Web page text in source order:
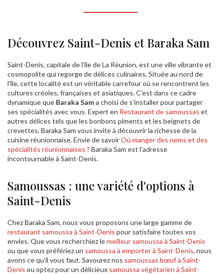
Découvrez Saint-Denis et Baraka Sam
Saint-Denis, capitale de l'île de La Réunion, est une ville vibrante et
cosmopolite qui regorge de délices culinaires. Située au nord de
l'île, cette localité est un véritable carrefour où se rencontrent les
cultures créoles, françaises et asiatiques. C'est dans ce cadre
dynamique que Baraka Sama choisi de s'installer pour partager
ses spécialités avec vous. Expert en Restaurant de samoussas et
autres délices tels que les bonbons piments et les beignets de
crevettes, Baraka Sam vous invite à découvrir la richesse de la
cuisine réunionnaise. Envie de savoirOù manger des nems et des
spécialités réunionnaises ? Baraka Sam est l'adresse
incontournable à Saint-Denis.
Samoussas : une variété d'options à
Saint-Denis
Chez Baraka Sam, nous vous proposons une large gamme de
restaurant samoussa à Saint-Denis pour satisfaire toutes vos
envies. Que vous recherchiez lemeilleur samoussa à Saint-Denis
ou que vous préfériez un samoussa à emporter à Saint-Denis, nous
avons ce qu'il vous faut. Savourez nos samoussas bœuf à Saint-
Denis ou optez pour un délicieux samoussa végétarien à Saint-